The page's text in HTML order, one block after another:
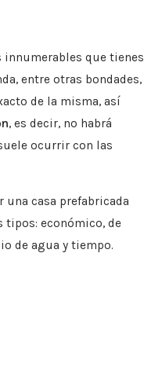
innumerables que tienes
entre otras bondades,
de la misma, así
, es decir, no habrá
ocurrir con las
una casa prefabricada
tipos: económico, de
de agua y tiempo.